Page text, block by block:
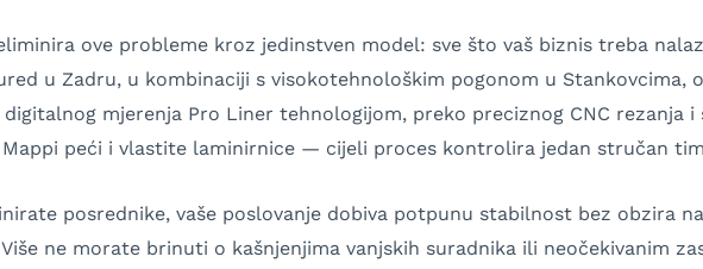
ove probleme kroz jedinstven model: sve što vaš biznis treba
u Zadru, u kombinaciji s visokotehnološkim pogonom u Stankovcima,
digitalnog mjerenja Pro Liner tehnologijom, preko preciznog CNC rezanja
peći i vlastite laminirnice — cijeli proces kontrolira jedan stručan
posrednike, vaše poslovanje dobiva potpunu stabilnost bez obzira
ne morate brinuti o kašnjenjima vanjskih suradnika ili neočekivanim